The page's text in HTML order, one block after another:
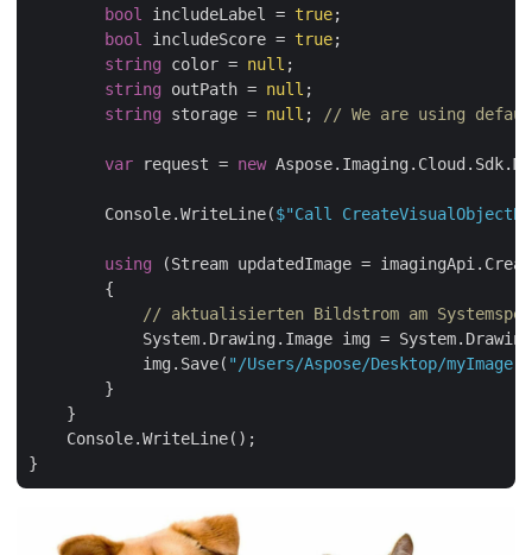
bool
includeLabel = true;
bool
includeScore = true;
string color = null ;
string outPath = null ;
string storage = null ; // We are using
var request = new
        Console.WriteLine(
$"Call
using (Stream updatedImage =
        {
// aktualisierten Bildstrom am
System.Drawing.Image img =
            img.Save(
"/Users/Aspose/Desktop/
        }
    }
    Console.WriteLine();